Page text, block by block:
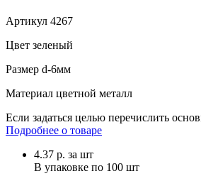
Артикул 4267
Цвет зеленый
Размер d-6мм
Материал цветной металл
Если задаться целью перечислить
Подробнее о товаре
4.37 р. за шт
В упаковке по 100 шт